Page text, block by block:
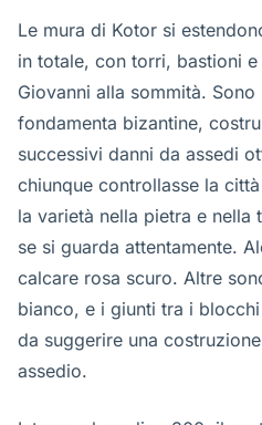
Le mura di Kotor si
in totale, con torri, bastioni
Giovanni alla sommità.
fondamenta bizantine,
successivi danni da assedi
chiunque controllasse la
la varietà nella pietra e nella
se si guarda attentamente.
calcare rosa scuro. Altre
bianco, e i giunti tra i
da suggerire una
assedio.